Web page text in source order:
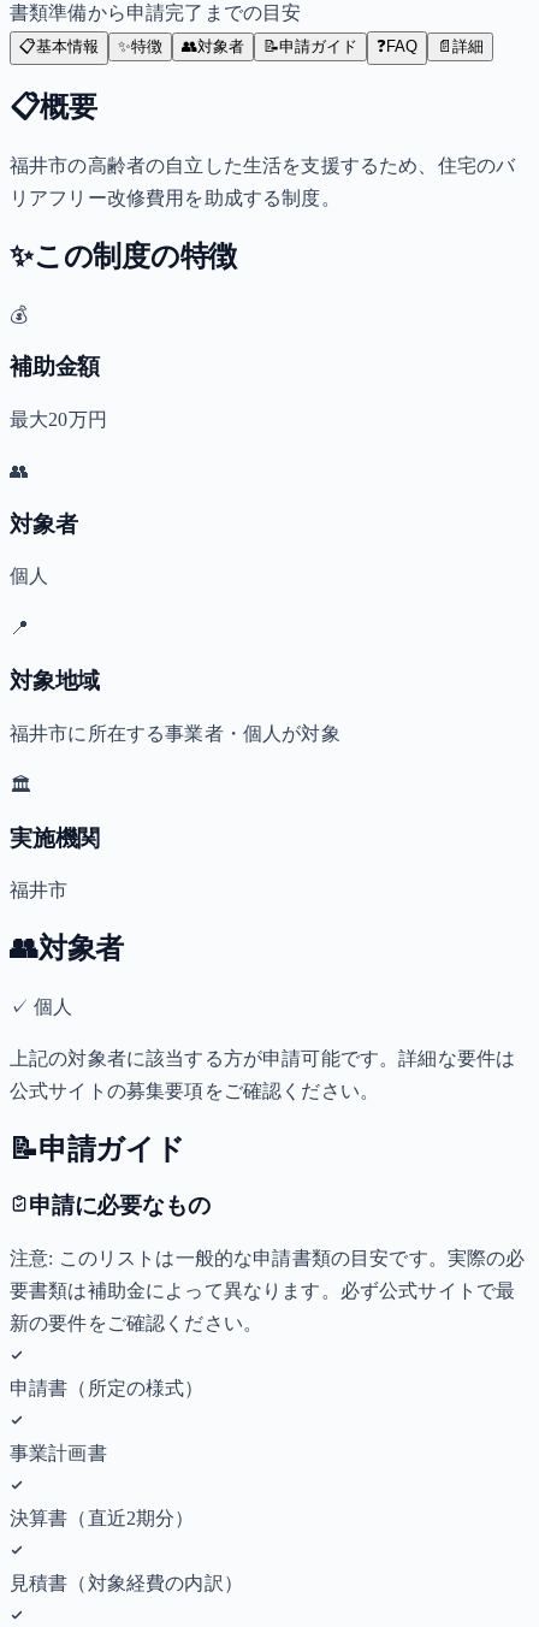
書類準備から申請完了までの目安
📋基本情報 ✨特徴 👥対象者 📝申請ガイド ❓FAQ 📄 詳細
📋概要
福井市の高齢者の自立した生活を支援するため、住宅のバ
リアフリー改修費用を助成する制度。
✨この制度の特徴
💰
補助金額
最大20万円
👥
対象者
個人
📍
対象地域
福井市に所在する事業者・個人が対象
🏛️
実施機関
福井市
👥対象者
✓個人
上記の対象者に該当する方が申請可能です。詳細な要件は
公式サイトの募集要項をご確認ください。
📝申請ガイド
申請に必要なもの
注意: このリストは一般的な申請書類の目安です。実際の必
要書類は補助金によって異なります。必ず公式サイトで最
新の要件をご確認ください。
申請書（所定の様式）
事業計画書
決算書（直近2期分）
見積書（対象経費の内訳）